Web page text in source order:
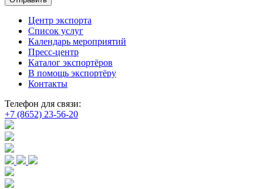
Центр экспорта
Список услуг
Календарь мероприятий
Пресс-центр
Каталог экспортёров
В помощь экспортёру
Контакты
Телефон для связи:
+7 (8652) 23-56-20